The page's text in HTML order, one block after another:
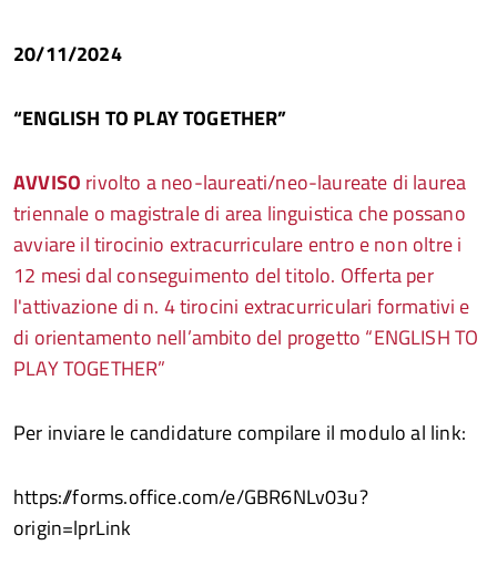
20/11/2024
“ENGLISH TO PLAY TOGETHER”
AVVISO rivolto a neo-laureati/neo-laureate di laurea
triennale o magistrale di area linguistica che possano
avviare il tirocinio extracurriculare entro e non oltre i
12 mesi dal conseguimento del titolo. Offerta per
l'attivazione di n. 4 tirocini extracurriculari formativi e
di orientamento nell’ambito del progetto “ENGLISH TO
PLAY TOGETHER”
Per inviare le candidature compilare il modulo al link:
https://forms.office.com/e/GBR6NLv03u?
origin=lprLink